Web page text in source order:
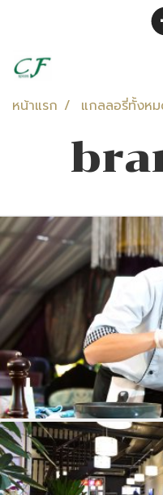
หน้าแรก แกลลอรี่ทั้งห